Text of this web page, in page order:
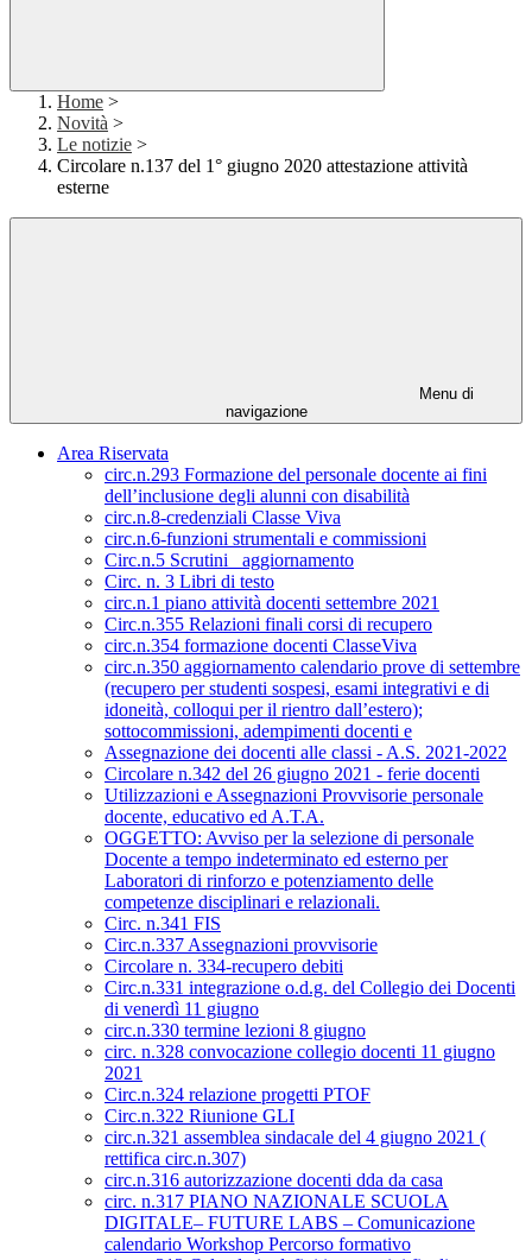
Home >
Novità >
Le notizie >
Circolare n.137 del 1° giugno 2020 attestazione attività
esterne
Menu di
navigazione
Area Riservata
circ.n.293 Formazione del personale docente ai fini
dell’inclusione degli alunni con disabilità
circ.n.8-credenziali Classe Viva
circ.n.6-funzioni strumentali e commissioni
Circ.n.5 Scrutini _aggiornamento
Circ. n. 3 Libri di testo
circ.n.1 piano attività docenti settembre 2021
Circ.n.355 Relazioni finali corsi di recupero
circ.n.354 formazione docenti ClasseViva
circ.n.350 aggiornamento calendario prove di settembre
(recupero per studenti sospesi, esami integrativi e di
idoneità, colloqui per il rientro dall’estero);
sottocommissioni, adempimenti docenti e
Assegnazione dei docenti alle classi - A.S. 2021-2022
Circolare n.342 del 26 giugno 2021 - ferie docenti
Utilizzazioni e Assegnazioni Provvisorie personale
docente, educativo ed A.T.A.
OGGETTO: Avviso per la selezione di personale
Docente a tempo indeterminato ed esterno per
Laboratori di rinforzo e potenziamento delle
competenze disciplinari e relazionali.
Circ. n.341 FIS
Circ.n.337 Assegnazioni provvisorie
Circolare n. 334-recupero debiti
Circ.n.331 integrazione o.d.g. del Collegio dei Docenti
di venerdì 11 giugno
circ.n.330 termine lezioni 8 giugno
circ. n.328 convocazione collegio docenti 11 giugno
2021
Circ.n.324 relazione progetti PTOF
Circ.n.322 Riunione GLI
circ.n.321 assemblea sindacale del 4 giugno 2021 (
rettifica circ.n.307)
circ.n.316 autorizzazione docenti dda da casa
circ. n.317 PIANO NAZIONALE SCUOLA
DIGITALE– FUTURE LABS – Comunicazione
calendario Workshop Percorso formativo